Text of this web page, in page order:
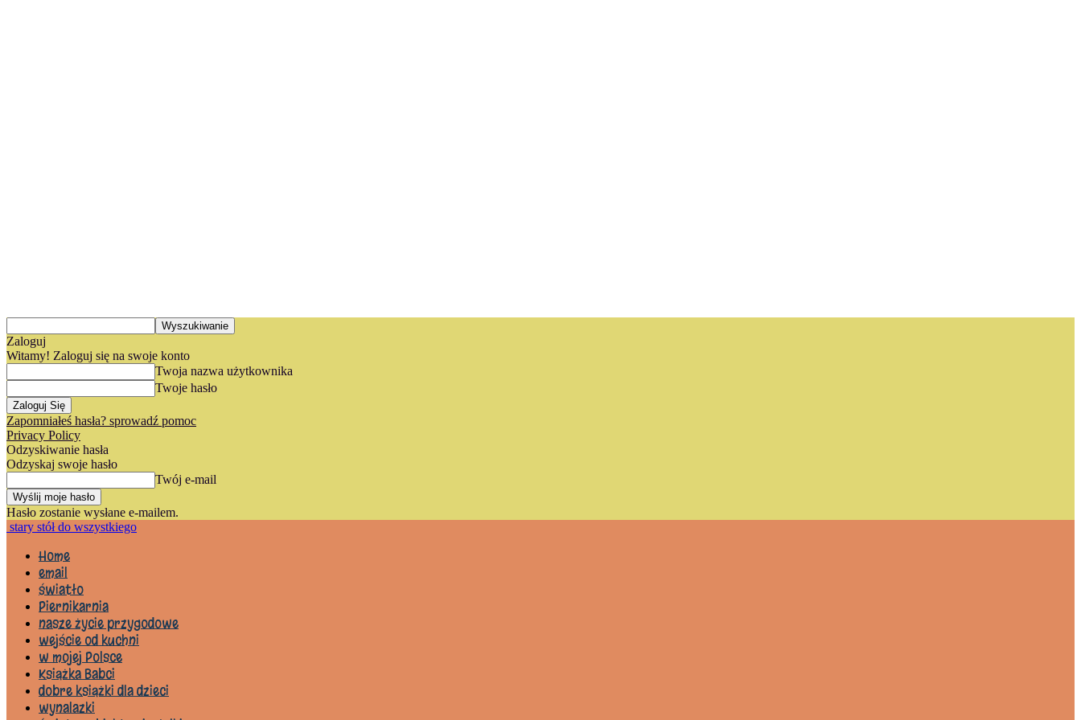
Zaloguj
Witamy! Zaloguj się na swoje konto
Twoja nazwa użytkownika
Twoje hasło
Zapomniałeś hasła? sprowadź pomoc
Privacy Policy
Odzyskiwanie hasła
Odzyskaj swoje hasło
Twój e-mail
Hasło zostanie wysłane e-mailem.
stary stół do wszystkiego
Home
email
światło
Piernikarnia
nasze życie przygodowe
wejście od kuchni
w mojej Polsce
Książka Babci
dobre książki dla dzieci
wynalazki